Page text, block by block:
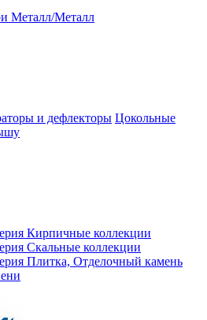
Металл/Металл
и дефлекторы Цокольные
Кирпичные коллекции
Скальные коллекции
Плитка, Отделочный камень